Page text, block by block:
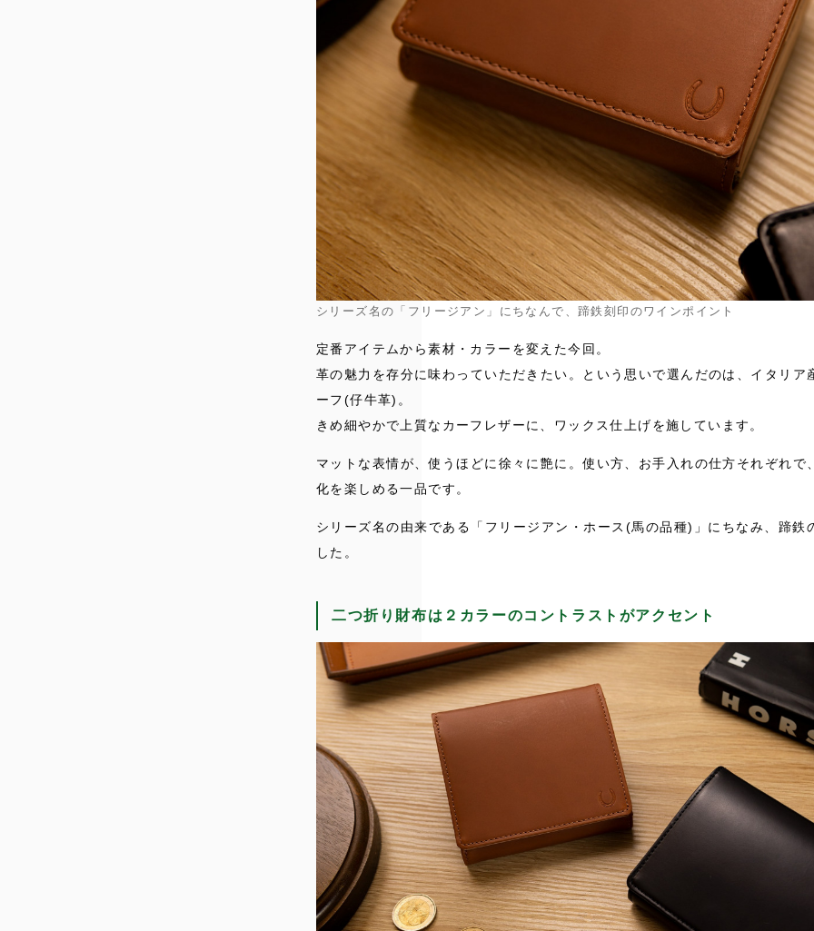
シリーズ名の「フリージアン」にちなんで、蹄鉄刻印のワインポイント
定番アイテムから素材・カラーを変えた今回。
革の魅力を存分に味わっていただきたい。という思いで選んだのは、イタリア
ーフ(仔牛革)。
きめ細やかで上質なカーフレザーに、ワックス仕上げを施しています。
マットな表情が、使うほどに徐々に艶に。使い方、お手入れの仕方それぞれで
化を楽しめる一品です。
シリーズ名の由来である「フリージアン・ホース(馬の品種)」にちなみ、蹄鉄
した。
二つ折り財布は２カラーのコントラストがアクセント